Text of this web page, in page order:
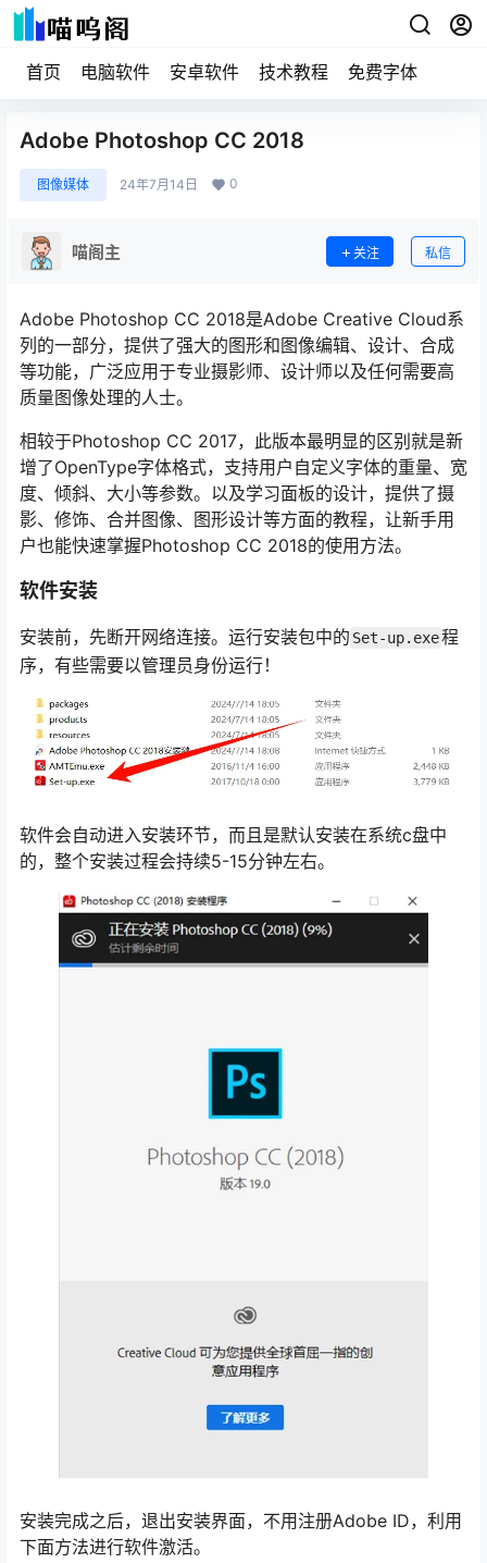
首页 电脑软件 安卓软件 技术教程 免费字体
Adobe Photoshop CC 2018
图像媒体 24年7月14日 0
喵阁主 关注 私信
Adobe Photoshop CC 2018是Adobe Creative Cloud系
列的一部分，提供了强大的图形和图像编辑、设计、合成
等功能，广泛应用于专业摄影师、设计师以及任何需要高
质量图像处理的人士。
相较于Photoshop CC 2017，此版本最明显的区别就是新
增了OpenType字体格式，支持用户自定义字体的重量、宽
度、倾斜、大小等参数。以及学习面板的设计，提供了摄
影、修饰、合并图像、图形设计等方面的教程，让新手用
户也能快速掌握Photoshop CC 2018的使用方法。
软件安装
安装前，先断开网络连接。运行安装包中的 Set-up.exe程
序，有些需要以管理员身份运行！
软件会自动进入安装环节，而且是默认安装在系统c盘中
的，整个安装过程会持续5-15分钟左右。
安装完成之后，退出安装界面，不用注册Adobe ID，利用
下面方法进行软件激活。